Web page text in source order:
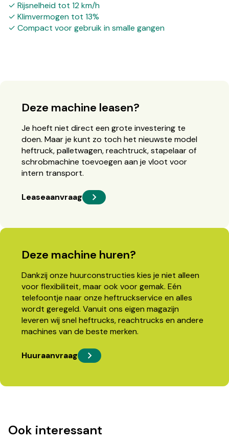
✓ Rijsnelheid tot 12 km/h
✓ Klimvermogen tot 13%
✓ Compact voor gebruik in smalle gangen
Deze machine leasen?
Je hoeft niet direct een grote investering te
doen. Maar je kunt zo toch het nieuwste model
heftruck, palletwagen, reachtruck, stapelaar of
schrobmachine toevoegen aan je vloot voor
intern transport.
Leaseaanvraag
Deze machine huren?
Dankzij onze huurconstructies kies je niet alleen
voor flexibiliteit, maar ook voor gemak. Eén
telefoontje naar onze heftruckservice en alles
wordt geregeld. Vanuit ons eigen magazijn
leveren wij snel heftrucks, reachtrucks en andere
machines van de beste merken.
Huuraanvraag
Ook interessant